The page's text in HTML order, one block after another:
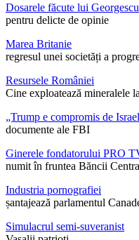
Dosarele făcute lui
pentru delicte de opinie
Marea Britanie
regresul unei societăți a
Resursele României
Cine exploatează mineralele
„Trump e compromis de
documente ale FBI
Ginerele fondatorului PRO
numit în fruntea Băncii
Industria pornografiei
șantajează parlamentul
Simulacrul semi-suveranist